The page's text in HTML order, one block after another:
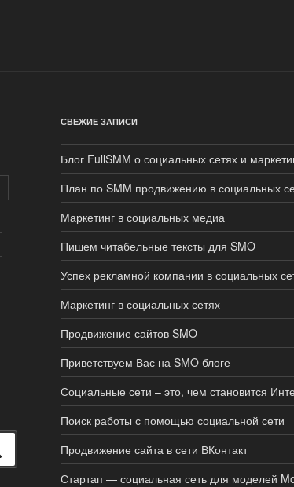
СВЕЖИЕ ЗАПИСИ
Блог FullSMM о социальных сетях и
План по SMM продвижению в социальных
Маркетинг в социальных медиа
Пишем читабельные тексты для SMO
Успех рекламной компании в социальных
Маркетинг в социальных сетях
Продвижение сайтов SMO
Приветствуем Вас на SMO блоге
Социальные сети – это, чем становится
Поиск работы с помощью социальной сети
Продвижение сайта в сети ВКонтакт
Стартап — социальная сеть для моделей